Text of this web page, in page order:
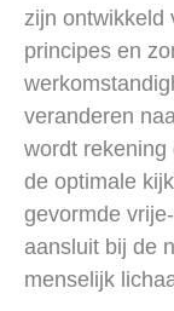
zijn ontwikkeld
principes en
veranderen
wordt rekening
de optimale
gevormde
aansluit bij de
menselijk